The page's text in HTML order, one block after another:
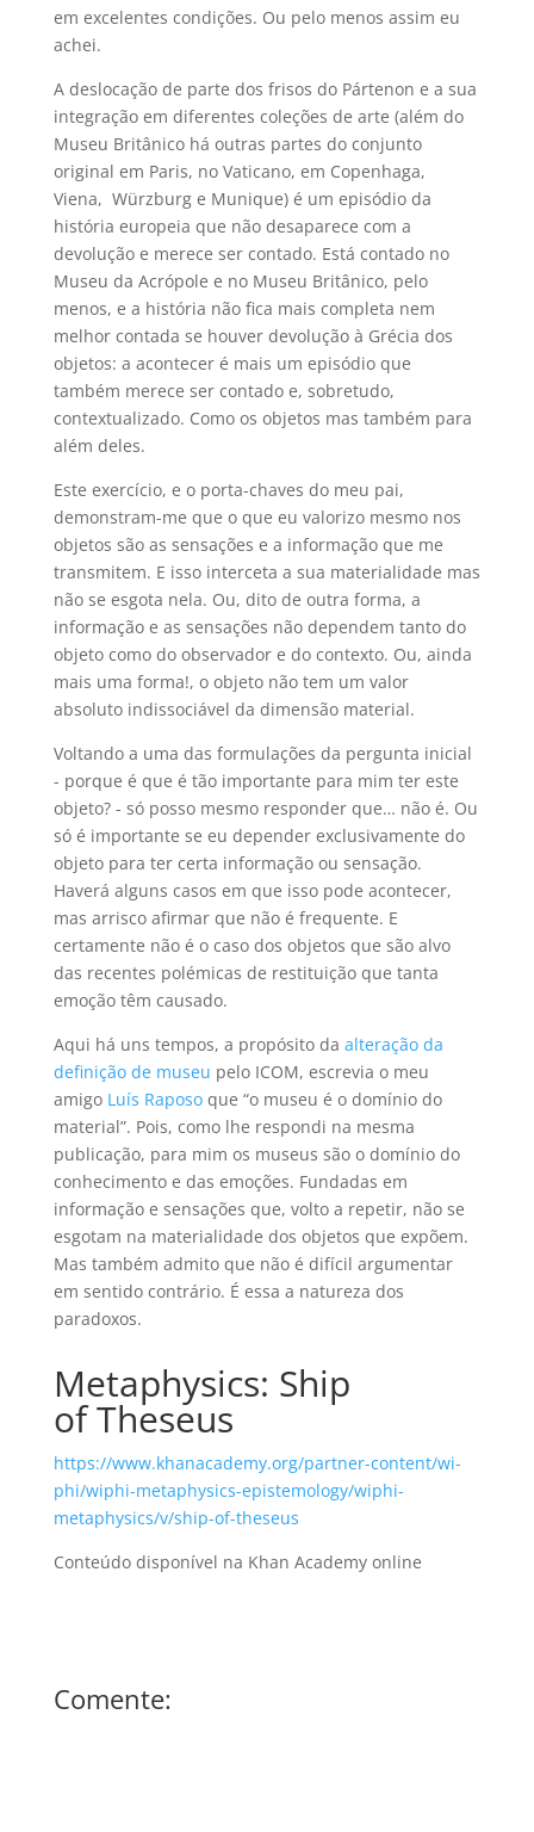
em excelentes condições. Ou pelo menos assim eu
achei.
A deslocação de parte dos frisos do Pártenon e a sua
integração em diferentes coleções de arte (além do
Museu Britânico há outras partes do conjunto
original em Paris, no Vaticano, em Copenhaga,
Viena, Würzburg e Munique) é um episódio da
história europeia que não desaparece com a
devolução e merece ser contado. Está contado no
Museu da Acrópole e no Museu Britânico, pelo
menos, e a história não fica mais completa nem
melhor contada se houver devolução à Grécia dos
objetos: a acontecer é mais um episódio que
também merece ser contado e, sobretudo,
contextualizado. Como os objetos mas também para
além deles.
Este exercício, e o porta-chaves do meu pai,
demonstram-me que o que eu valorizo mesmo nos
objetos são as sensações e a informação que me
transmitem. E isso interceta a sua materialidade mas
não se esgota nela. Ou, dito de outra forma, a
informação e as sensações não dependem tanto do
objeto como do observador e do contexto. Ou, ainda
mais uma forma!, o objeto não tem um valor
absoluto indissociável da dimensão material.
Voltando a uma das formulações da pergunta inicial
- porque é que é tão importante para mim ter este
objeto? - só posso mesmo responder que… não é. Ou
só é importante se eu depender exclusivamente do
objeto para ter certa informação ou sensação.
Haverá alguns casos em que isso pode acontecer,
mas arrisco afirmar que não é frequente. E
certamente não é o caso dos objetos que são alvo
das recentes polémicas de restituição que tanta
emoção têm causado.
Aqui há uns tempos, a propósito da alteração da
definição de museu pelo ICOM, escrevia o meu
amigo Luís Raposoque “o museu é o domínio do
material”. Pois, como lhe respondi na mesma
publicação, para mim os museus são o domínio do
conhecimento e das emoções. Fundadas em
informação e sensações que, volto a repetir, não se
esgotam na materialidade dos objetos que expõem.
Mas também admito que não é difícil argumentar
em sentido contrário. É essa a natureza dos
paradoxos.
Metaphysics: Ship
of Theseus
https://www.khanacademy.org/partner-content/wi-
phi/wiphi-metaphysics-epistemology/wiphi-
metaphysics/v/ship-of-theseus
Conteúdo disponível na Khan Academy online
Comente: